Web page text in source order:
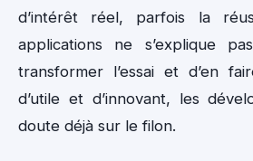
d’intérêt réel, parfois la
applications ne s’explique
transformer l’essai et d’en
d’utile et d’innovant, les
doute déjà sur le filon.